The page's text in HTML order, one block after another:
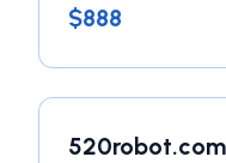
$888
520robot.com